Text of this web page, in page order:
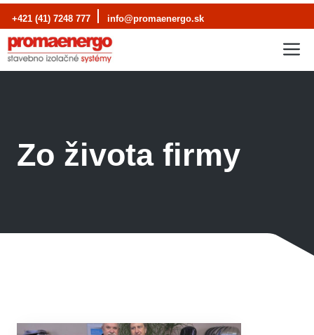
Preskočiť
na
obsah
+421 (41) 7248 777 info@promaenergo.sk
Zo života firmy